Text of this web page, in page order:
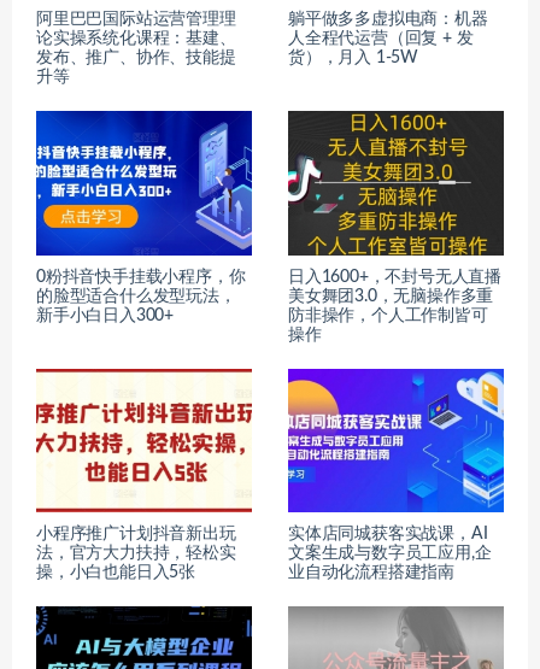
阿里巴巴国际站运营管理理
论实操系统化课程：基建、
发布、推广、协作、技能提
升等
躺平做多多虚拟电商：机器
人全程代运营（回复 + 发
货），月入 1-5W
0粉抖音快手挂载小程序，你
的脸型适合什么发型玩法，
新手小白日入300+
日入1600+，不封号无人直播
美女舞团3.0，无脑操作多重
防非操作，个人工作制皆可
操作
小程序推广计划抖音新出玩
法，官方大力扶持，轻松实
操，小白也能日入5张
实体店同城获客实战课，AI
文案生成与数字员工应用,企
业自动化流程搭建指南